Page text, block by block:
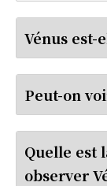
Vénus est-
Peut-on
Quelle est
observer